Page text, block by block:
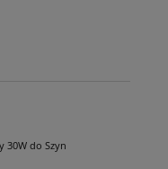
30W do Szyn